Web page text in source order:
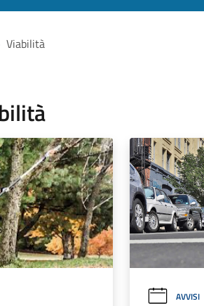
Viabilità
AVVISI